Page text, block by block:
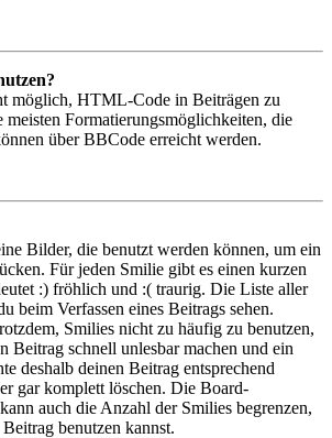
möglich, HTML-Code in Beiträgen zu
meisten Formatierungsmöglichkeiten, die
über BBCode erreicht werden.
Bilder, die benutzt werden können, um ein
Für jeden Smilie gibt es einen kurzen
:) fröhlich und :( traurig. Die Liste aller
beim Verfassen eines Beitrags sehen.
Smilies nicht zu häufig zu benutzen,
Beitrag schnell unlesbar machen und ein
deshalb deinen Beitrag entsprechend
gar komplett löschen. Die Board-
auch die Anzahl der Smilies begrenzen,
benutzen kannst.